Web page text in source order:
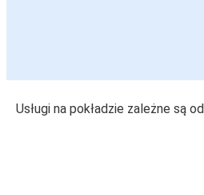
Usługi na pokładzie zależne są